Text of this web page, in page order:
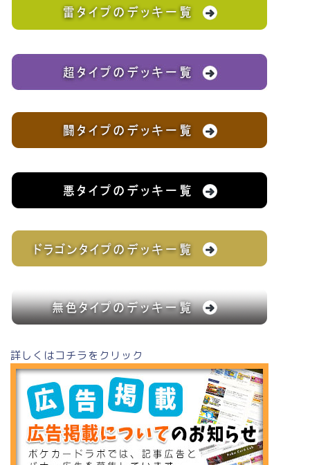
詳しくはコチラをクリック